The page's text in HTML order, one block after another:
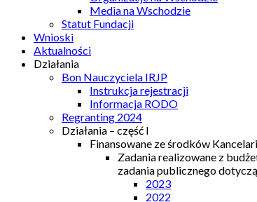
Media na Wschodzie
Statut Fundacji
Wnioski
Aktualności
Działania
Bon Nauczyciela IRJP
Instrukcja rejestracji
Informacja RODO
Regranting 2024
Działania – część I
Finansowane ze środków
Zadania realizowane z
zadania publicznego
2023
2022